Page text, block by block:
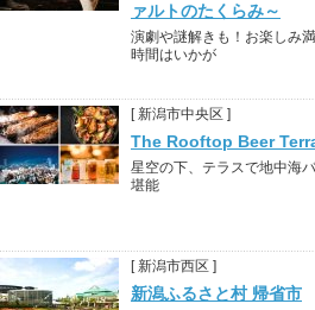
ァルトのたくらみ～
演劇や謎解きも！お楽しみ
時間はいかが
[ 新潟市中央区 ]
The Rooftop Beer
星空の下、テラスで地中海
堪能
[ 新潟市西区 ]
新潟ふるさと村 帰省市